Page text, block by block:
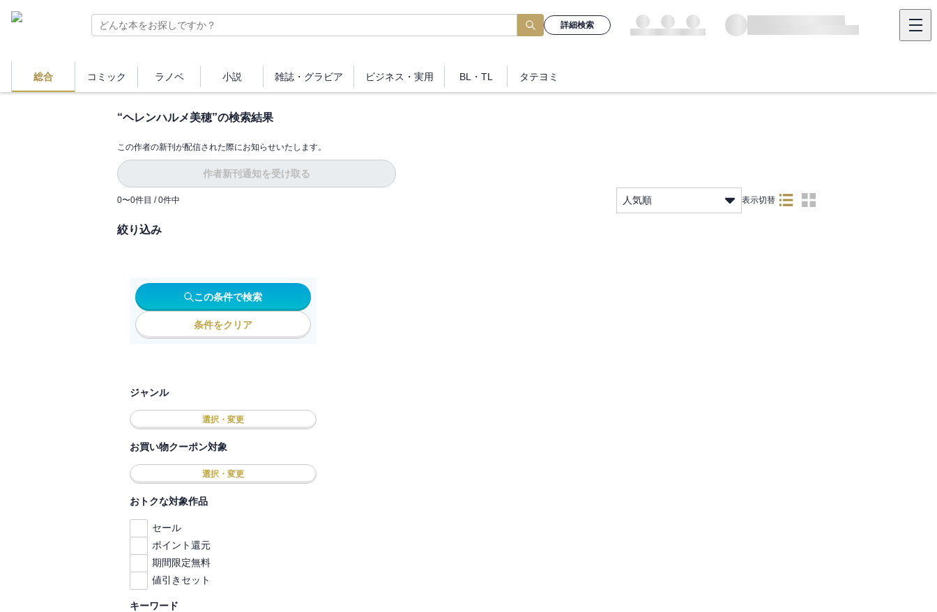
詳細検索
総合 コミック ラノベ 小説 雑誌・ グラビア ビジネス ・実用 BL・TL タテヨミ
“ヘレンハルメ美穂”の検索結果
この作者の新刊が配信された際にお知らせいたします。
作者新刊通知を受け取る
0〜0件目 / 0件中 人気順 表示切替
絞り込み
この条件で検索
条件をクリア
ジャンル
選択・変更
お買い物クーポン対象
選択・変更
おトクな対象作品
セール
ポイント還元
期間限定無料
値引きセット
キーワード